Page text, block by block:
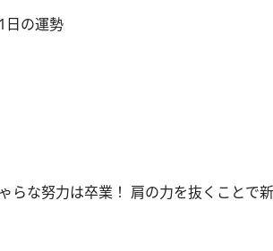
日の運勢
らな努力は卒業！ 肩の力を抜くことで